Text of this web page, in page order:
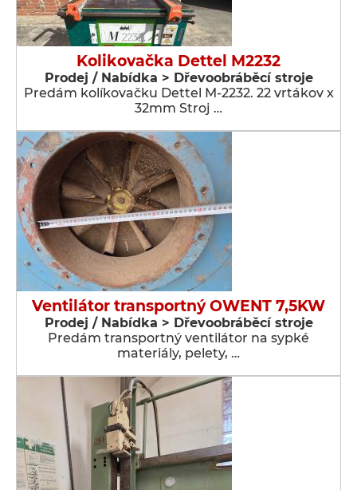
Kolikovačka Dettel M2232
Prodej / Nabídka > Dřevoobráběcí stroje
Predám kolíkovačku Dettel M-2232. 22 vrtákov x
32mm Stroj …
Ventilátor transportný OWENT 7,5KW
Prodej / Nabídka > Dřevoobráběcí stroje
Predám transportný ventilátor na sypké
materiály, pelety, …